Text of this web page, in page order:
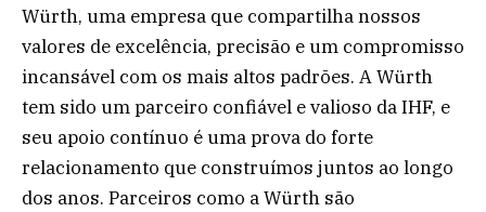
Würth, uma empresa que compartilha nossos
valores de excelência, precisão e um compromisso
incansável com os mais altos padrões. A Würth
tem sido um parceiro confiável e valioso da IHF, e
seu apoio contínuo é uma prova do forte
relacionamento que construímos juntos ao longo
dos anos. Parceiros como a Würth são